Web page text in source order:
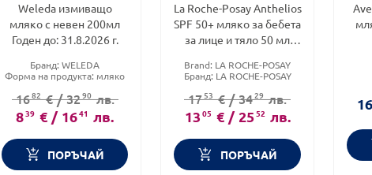
Weleda измиващо
мляко с невен 200мл
Годен до: 31.8.2026 г.
Бранд:WELEDA
Форма на продукта: мляко
1682€ / 3290лв.
839 € / 1641 лв.
ПОРЪЧАЙ
La Roche-Posay Anthelios
SPF 50+ мляко за бебета
за лице и тяло 50 мл
Brand: LA ROCHE-POSAY
Бранд: LA ROCHE-POSAY
ПОДАРЪК
1753 € / 3429 лв.
1305 € / 2552 лв.
ПОРЪЧАЙ